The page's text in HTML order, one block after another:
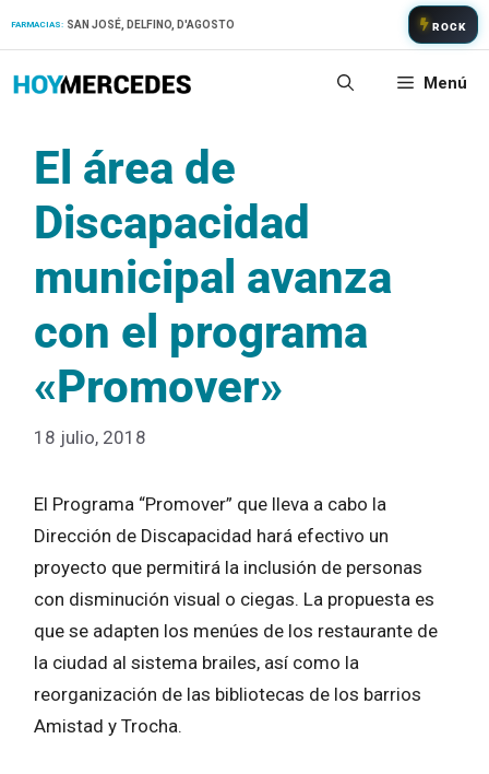
FARMACIAS: SAN JOSÉ, DELFINO, D'AGOSTO ROCK
Menú
El área de
Discapacidad
municipal avanza
con el programa
«Promover»
18 julio, 2018
El Programa “Promover” que lleva a cabo la
Dirección de Discapacidad hará efectivo un
proyecto que permitirá la inclusión de personas
con disminución visual o ciegas. La propuesta es
que se adapten los menúes de los restaurante de
la ciudad al sistema brailes, así como la
reorganización de las bibliotecas de los barrios
Amistad y Trocha.